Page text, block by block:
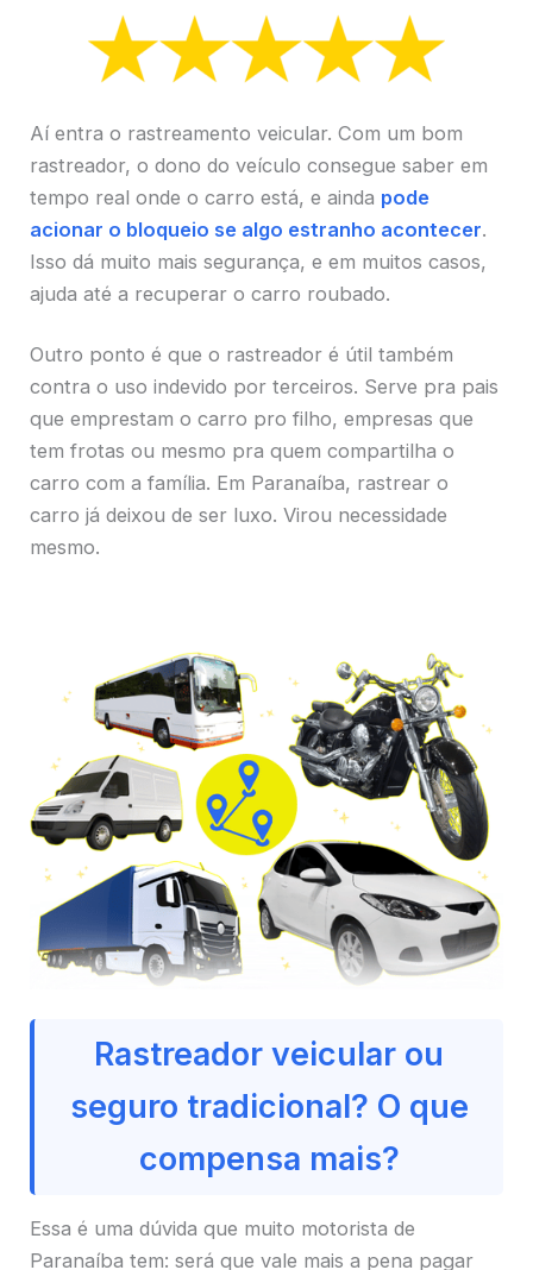
Aí entra o rastreamento veicular. Com um bom
rastreador, o dono do veículo consegue saber em
tempo real onde o carro está, e ainda pode
acionar o bloqueio se algo estranho acontecer.
Isso dá muito mais segurança, e em muitos casos,
ajuda até a recuperar o carro roubado.
Outro ponto é que o rastreador é útil também
contra o uso indevido por terceiros. Serve pra pais
que emprestam o carro pro filho, empresas que
tem frotas ou mesmo pra quem compartilha o
carro com a família. Em Paranaíba, rastrear o
carro já deixou de ser luxo. Virou necessidade
mesmo.
Rastreador veicular ou
seguro tradicional? O que
compensa mais?
Essa é uma dúvida que muito motorista de
Paranaíba tem: será que vale mais a pena pagar